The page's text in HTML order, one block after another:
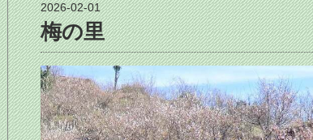
2026-02-01
梅の里